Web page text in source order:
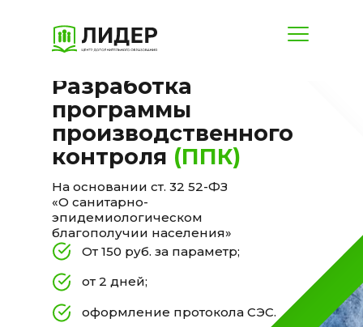
КАК
ПРОХОДИТ
ЧТО
ПОЛУЧАЕТЕ
ЗАЧЕМ НУЖНА
ОЦЕНКА
Разработка
программы
производственного
контроля (ППК)
На основании ст. 32 52-ФЗ
«О санитарно-
эпидемиологическом
благополучии населения»
От 150 руб. за параметр;
от 2 дней;
оформление протокола СЭС.